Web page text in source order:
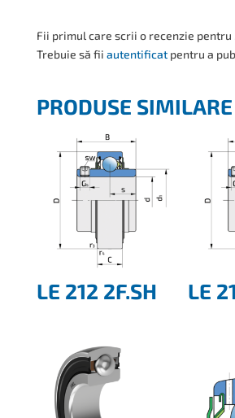
Fii primul care scrii o recenzie pentru
Trebuie să fii autentificatpentru a
PRODUSE SIMILARE
LE 212 2F.SH LE